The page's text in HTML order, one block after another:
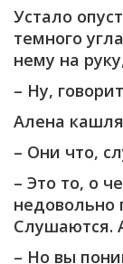
Устало
темного
нему на
– Ну,
Алена
– Они что,
– Это то, о
недовольно
Слушаются.
– Но вы